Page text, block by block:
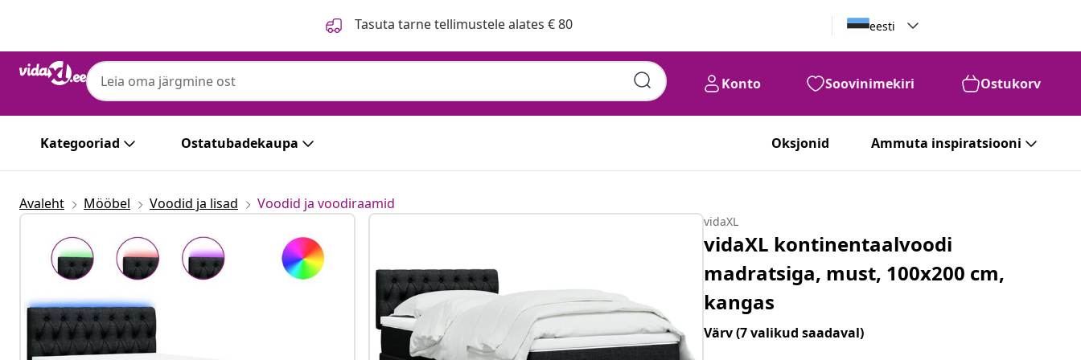
Tasuta tarne tellimustele alates € 80 eesti
Konto Soovinimekiri Ostukorv
Kategooriad Ostatubadekaupa Oksjonid Ammuta inspiratsiooni
Avaleht Mööbel Voodid ja lisad Voodid ja voodiraamid
vidaXL
vidaXL kontinentaalvoodi
madratsiga, must, 100x200 cm,
kangas
Värv(7 valikud saadaval)